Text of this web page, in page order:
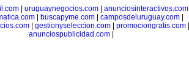
| uruguaynegocios.com| anunciosinteractivos.com|
| buscapyme.com| camposdeluruguay.com|
| gestionyseleccion.com| promociongratis.com|
anunciospublicidad.com|